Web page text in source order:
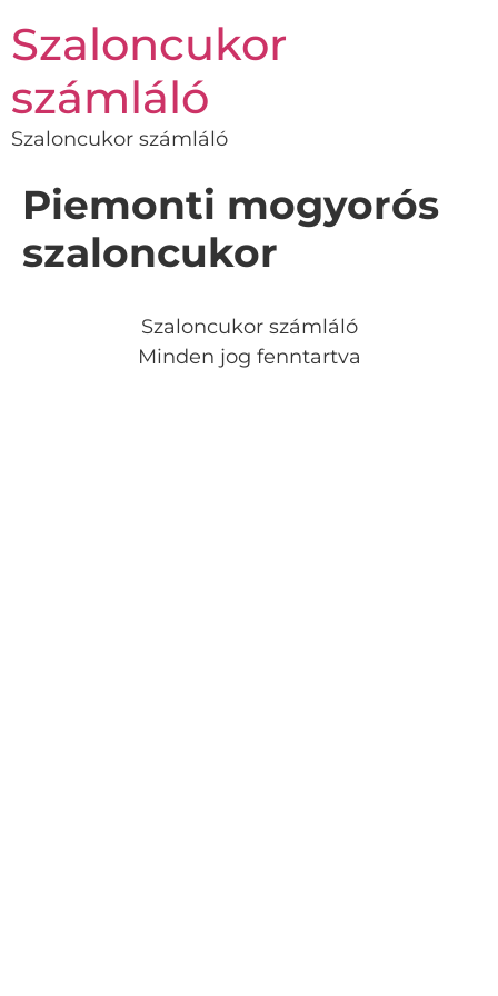
Szaloncukor
számláló
Szaloncukor számláló
Piemonti mogyorós
szaloncukor
Szaloncukor számláló
Minden jog fenntartva